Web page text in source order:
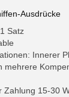
Ausdrücke
Satz
Innerer
mehrere
Zahlung 15-30